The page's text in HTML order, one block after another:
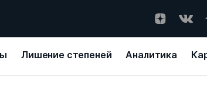
Лишение степеней Аналитика